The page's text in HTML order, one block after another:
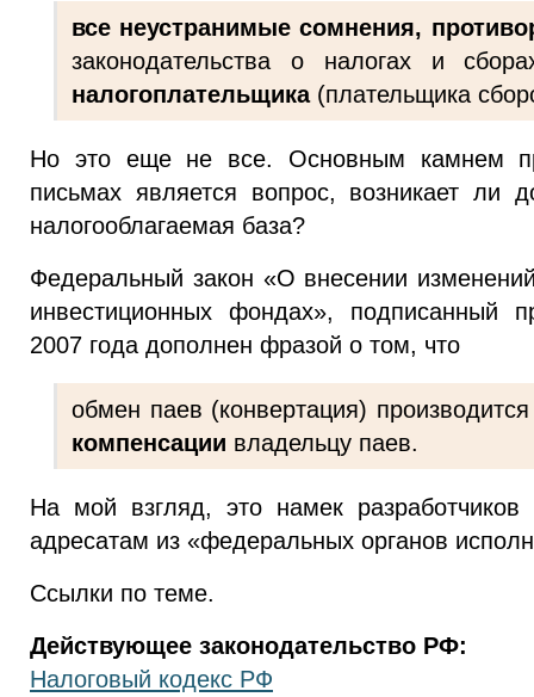
все неустранимые сомнения,
законодательства о налогах и
налогоплательщика(плательщика
Но это еще не все. Основным камнем
письмах является вопрос, возникает ли
налогооблагаемая база?
Федеральный закон «О внесении
инвестиционных фондах», подписанный
2007 года дополнен фразой о том, что
обмен паев (конвертация)
компенсации владельцу паев.
На мой взгляд, это намек разработчиков
адресатам из «федеральных органов
Ссылки по теме.
Действующее законодательство РФ:
Налоговый кодекс РФ